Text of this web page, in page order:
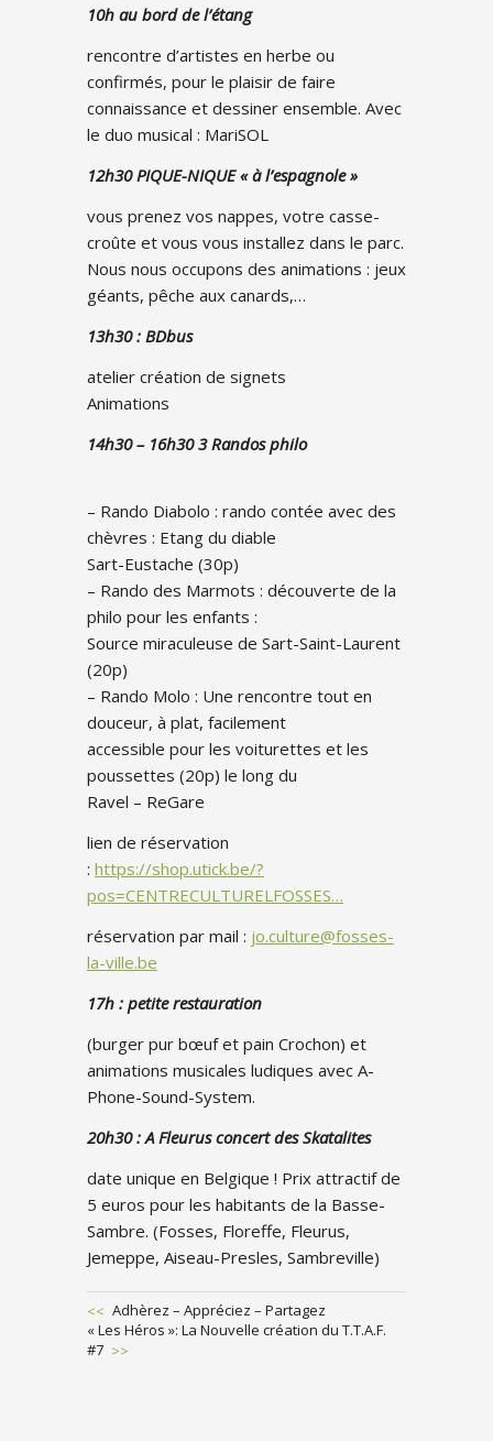
10h au bord de l’étang
rencontre d’artistes en herbe ou
confirmés, pour le plaisir de faire
connaissance et dessiner ensemble. Avec
le duo musical : MariSOL
12h30 PIQUE-NIQUE « à l’espagnole »
vous prenez vos nappes, votre casse-
croûte et vous vous installez dans le parc.
Nous nous occupons des animations : jeux
géants, pêche aux canards,…
13h30 : BDbus
atelier création de signets
Animations
14h30 – 16h30 3 Randos philo
– Rando Diabolo : rando contée avec des
chèvres : Etang du diable
Sart-Eustache (30p)
– Rando des Marmots : découverte de la
philo pour les enfants :
Source miraculeuse de Sart-Saint-Laurent
(20p)
– Rando Molo : Une rencontre tout en
douceur, à plat, facilement
accessible pour les voiturettes et les
poussettes (20p) le long du
Ravel – ReGare
lien de réservation
: https://shop.utick.be/?
pos=CENTRECULTURELFOSSES…
réservation par mail : jo.culture@fosses-
la-ville.be
17h : petite restauration
(burger pur bœuf et pain Crochon) et
animations musicales ludiques avec A-
Phone-Sound-System.
20h30 : A Fleurus concert des Skatalites
date unique en Belgique ! Prix attractif de
5 euros pour les habitants de la Basse-
Sambre. (Fosses, Floreffe, Fleurus,
Jemeppe, Aiseau-Presles, Sambreville)
POST
NAVIGATION
Previous
Post
Adhèrez – Appréciez – Partagez
Next
Post
« Les Héros »: La Nouvelle création du T.T.A.F.
#7